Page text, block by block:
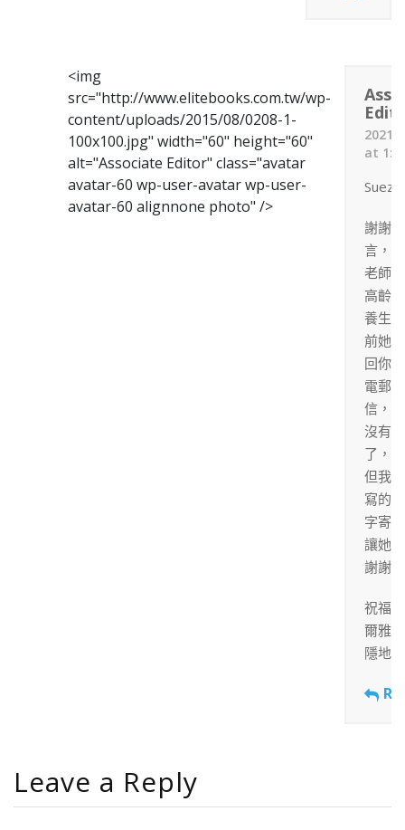
<img
src="http://www.elitebooks.com.tw/wp-
content/uploads/2015/08/0208-1-
100x100.jpg" width="60" height="60"
alt="Associate Editor" class="avatar
avatar-60 wp-user-avatar wp-user-
avatar-60 alignnone photo" />
2021-
at
Sueze
謝謝
言，
老師
高齡
養生
前她
回你
電郵
信，
沒有
了，
但我
寫的
字寄
讓她
謝謝！
祝福
爾雅
隱地
Leave a Reply